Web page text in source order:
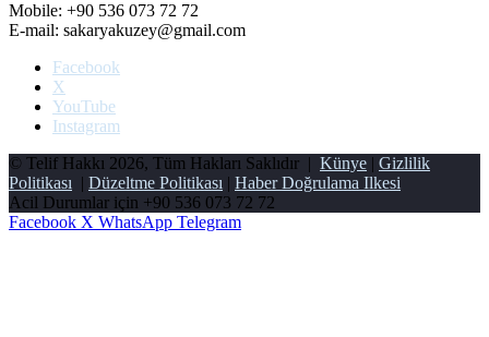
Mobile: +90 536 073 72 72
E-mail: sakaryakuzey@gmail.com
Facebook
X
YouTube
Instagram
© Telif Hakkı 2026, Tüm Hakları Saklıdır | Künye | Gizlilik
Politikası | Düzeltme Politikası | Haber Doğrulama Ilkesi
Acil Durumlar için +90 536 073 72 72
Facebook X WhatsApp Telegram